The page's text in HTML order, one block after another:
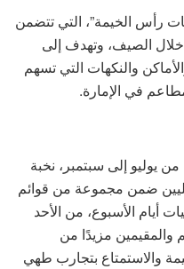
رأس الخيمة”، التي تتضمن
الصيف، وتهدف إلى
والنكهات التي تسهم
في الإمارة.
من يوليو إلى سبتمبر، نخبة
ضمن مجموعة من قوائم
أيام الأسبوع، من الأحد
والمقيمين مزيدًا من
والاستمتاع بتجارب طهي